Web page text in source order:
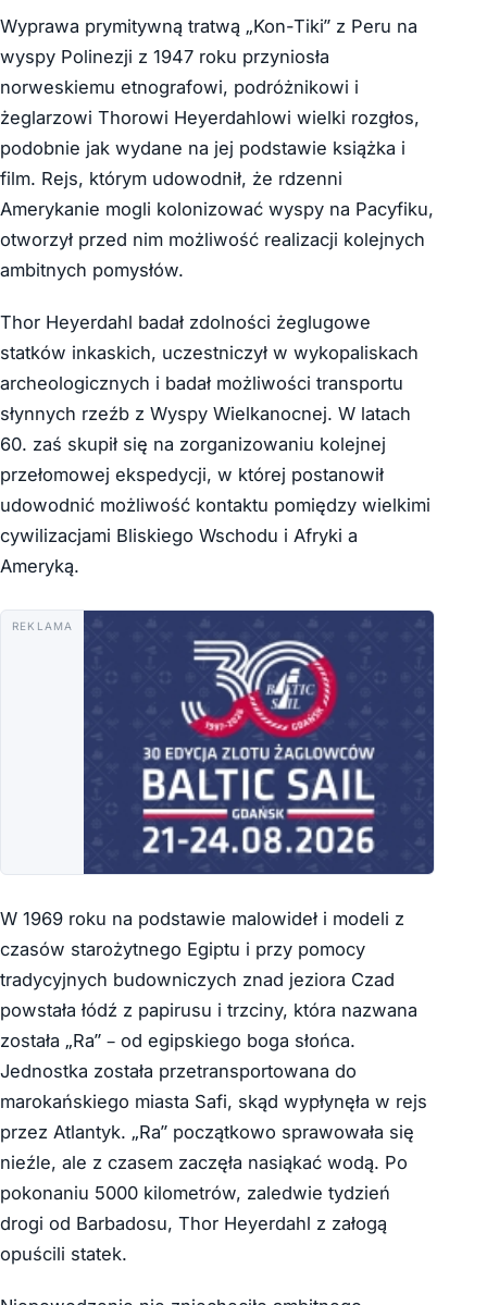
Wyprawa prymitywną tratwą „Kon-Tiki” z Peru na
wyspy Polinezji z 1947 roku przyniosła
norweskiemu etnografowi, podróżnikowi i
żeglarzowi Thorowi Heyerdahlowi wielki rozgłos,
podobnie jak wydane na jej podstawie książka i
film. Rejs, którym udowodnił, że rdzenni
Amerykanie mogli kolonizować wyspy na Pacyfiku,
otworzył przed nim możliwość realizacji kolejnych
ambitnych pomysłów.
Thor Heyerdahl badał zdolności żeglugowe
statków inkaskich, uczestniczył w wykopaliskach
archeologicznych i badał możliwości transportu
słynnych rzeźb z Wyspy Wielkanocnej. W latach
60. zaś skupił się na zorganizowaniu kolejnej
przełomowej ekspedycji, w której postanowił
udowodnić możliwość kontaktu pomiędzy wielkimi
cywilizacjami Bliskiego Wschodu i Afryki a
Ameryką.
REKLAMA
W 1969 roku na podstawie malowideł i modeli z
czasów starożytnego Egiptu i przy pomocy
tradycyjnych budowniczych znad jeziora Czad
powstała łódź z papirusu i trzciny, która nazwana
została „Ra” – od egipskiego boga słońca.
Jednostka została przetransportowana do
marokańskiego miasta Safi, skąd wypłynęła w rejs
przez Atlantyk. „Ra” początkowo sprawowała się
nieźle, ale z czasem zaczęła nasiąkać wodą. Po
pokonaniu 5000 kilometrów, zaledwie tydzień
drogi od Barbadosu, Thor Heyerdahl z załogą
opuścili statek.